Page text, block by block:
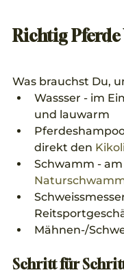
Richtig Pferde
Was brauchst Du,
Wassser - im
und lauwarm
direkt den
Schwamm -
Mähnen-/
Schritt für